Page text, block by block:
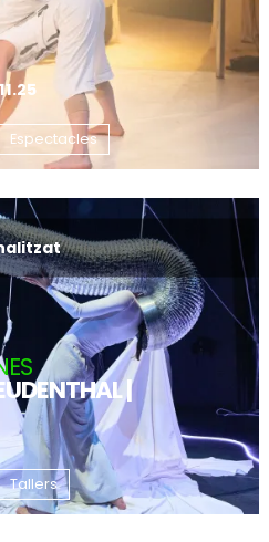
Espectacles
|
Tallers